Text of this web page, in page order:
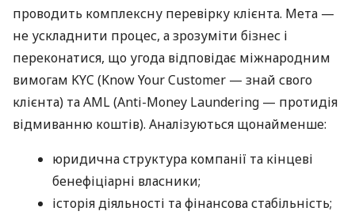
проводить комплексну перевірку клієнта. Мета —
не ускладнити процес, а зрозуміти бізнес і
переконатися, що угода відповідає міжнародним
вимогам KYC (Know Your Customer — знай свого
клієнта) та AML (Anti-Money Laundering — протидія
відмиванню коштів). Аналізуються щонайменше:
юридична структура компанії та кінцеві
бенефіціарні власники;
історія діяльності та фінансова стабільність;